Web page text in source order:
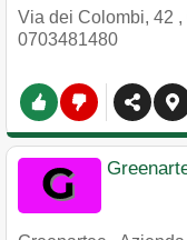
Via dei Colombi, 42 ,
0703481480